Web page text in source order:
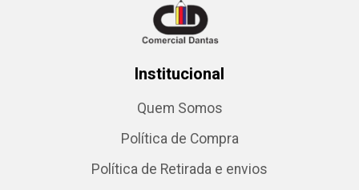
Institucional
Quem Somos
Política de Compra
Política de Retirada e envios